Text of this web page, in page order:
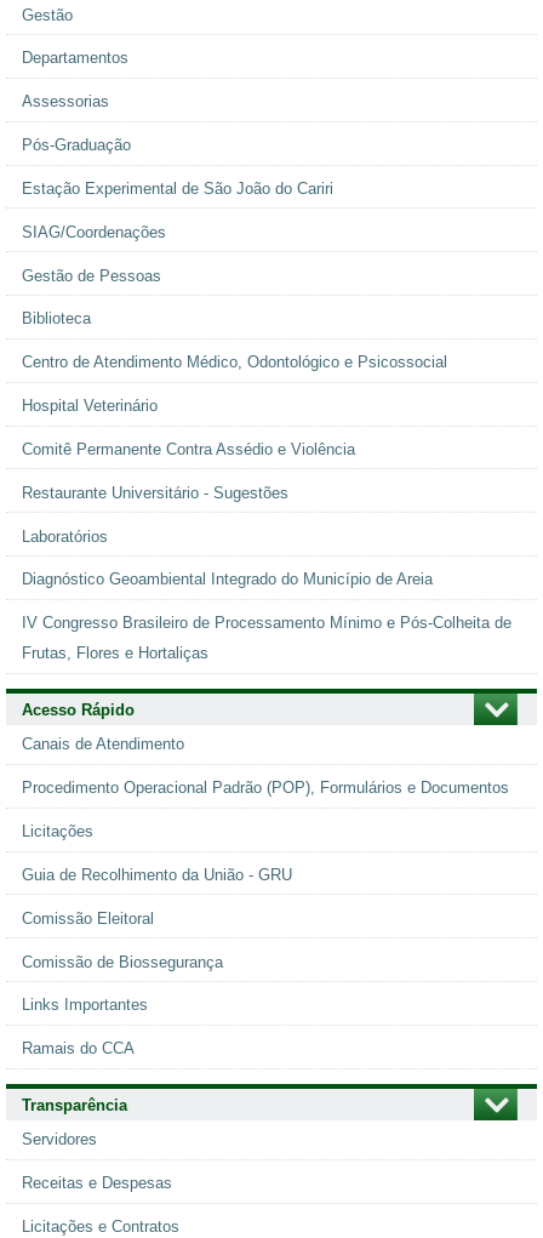
Gestão
Departamentos
Assessorias
Pós-Graduação
Estação Experimental de São João do Cariri
SIAG/Coordenações
Gestão de Pessoas
Biblioteca
Centro de Atendimento Médico, Odontológico e Psicossocial
Hospital Veterinário
Comitê Permanente Contra Assédio e Violência
Restaurante Universitário - Sugestões
Laboratórios
Diagnóstico Geoambiental Integrado do Município de Areia
IV Congresso Brasileiro de Processamento Mínimo e Pós-Colheita de
Frutas, Flores e Hortaliças
Acesso Rápido
Canais de Atendimento
Procedimento Operacional Padrão (POP), Formulários e Documentos
Licitações
Guia de Recolhimento da União - GRU
Comissão Eleitoral
Comissão de Biossegurança
Links Importantes
Ramais do CCA
Transparência
Servidores
Receitas e Despesas
Licitações e Contratos